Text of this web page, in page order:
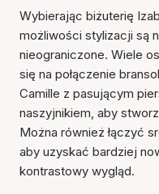
Wybierając biżuterię
możliwości stylizacji są
nieograniczone. Wiele
się na połączenie
Camille z pasującym
naszyjnikiem, aby
Można również łączyć
aby uzyskać bardziej
kontrastowy wygląd.